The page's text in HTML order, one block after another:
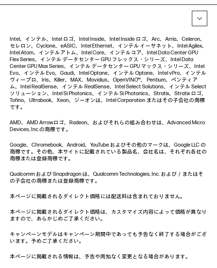
Intel、インテル、Intel ロゴ、Intel Inside、Intel Inside ロゴ、Arc、Arria、Celeron、
セレロン、Cyclone、eASIC、Intel Ethernet、インテル イーサネット、Intel Agilex、
Intel Atom、インテルアトム、Intel Core、インテルコア、Intel Data Center GPU
Flex Series、インテル データセンター GPU フレックス・シリーズ、Intel Data
Center GPU Max Series、インテル データセンター GPU マックス・シリーズ、Intel
Evo、インテル Evo、Gaudi、Intel Optane、インテル Optane、Intel vPro、インテル
ヴィープロ、Iris、Killer、MAX、Movidius、OpenVINO™、 Pentium、ペンティア
ム、Intel RealSense、インテル RealSense、Intel Select Solutions、インテル Select
ソリューション、Intel Si Photonics、インテル Si Photonics、Stratix、Stratix ロゴ、
Tofino、Ultrabook、Xeon、ジーオンは、Intel Corporation またはその子会社の商標
です。
AMD、AMD Arrowロゴ、Radeon、およびそれらの組み合わせは、Advanced Micro
Devices, Inc.の商標です。
Google、Chromebook、Android、YouTube およびその他のマークは、Google LLC の
商標です。その他、本サイトに記載されている製品名、会社名は、それぞれ各社の
商標または登録商標です。
Qualcomm および Snapdragon は、Qualcomm Technologies, Inc. および／またはそ
の子会社の商標または登録商標です。
本ページに掲載されるダイレクト価格には配送料は含まれておりません。
本ページに掲載されるダイレクト価格は、カスタマイズ内容によって価格が異なり
ますので、あらかじめご了承ください。
キャンペーンモデルはキャンペーン期間中であっても予告なく終了する場合がござ
います。予めご了承ください。
本ページに掲載される情報は、予告や周知なく変更となる場合があります。